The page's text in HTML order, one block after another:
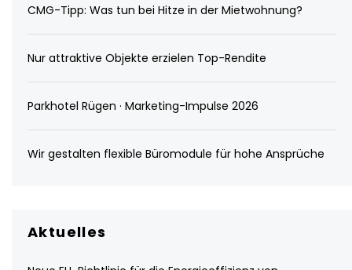
CMG-Tipp: Was tun bei Hitze in der Mietwohnung?
Nur attraktive Objekte erzielen Top-Rendite
Parkhotel Rügen · Marketing-Impulse 2026
Wir gestalten flexible Büromodule für hohe Ansprüche
Aktuelles